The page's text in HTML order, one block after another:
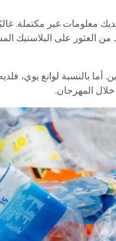
معلومات غير مكتملة.
العثور على البلاستيك
المهرجان.